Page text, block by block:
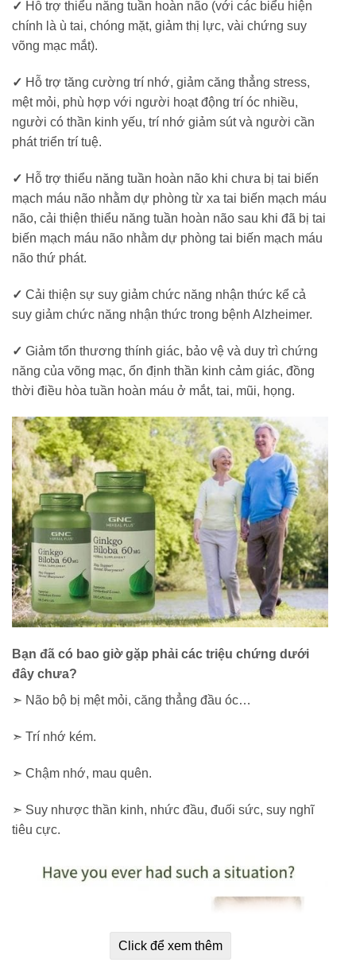
✓ Hỗ trợ thiểu năng tuần hoàn não (với các biểu hiện
chính là ù tai, chóng mặt, giảm thị lực, vài chứng suy
võng mạc mắt).
✓ Hỗ trợ tăng cường trí nhớ, giảm căng thẳng stress,
mệt mỏi, phù hợp với người hoạt động trí óc nhiều,
người có thần kinh yếu, trí nhớ giảm sút và người cần
phát triển trí tuệ.
✓ Hỗ trợ thiểu năng tuần hoàn não khi chưa bị tai biến
mạch máu não nhằm dự phòng từ xa tai biến mạch máu
não, cải thiện thiểu năng tuần hoàn não sau khi đã bị tai
biến mạch máu não nhằm dự phòng tai biến mạch máu
não thứ phát.
✓ Cải thiện sự suy giảm chức năng nhận thức kể cả
suy giảm chức năng nhận thức trong bệnh Alzheimer.
✓ Giảm tổn thương thính giác, bảo vệ và duy trì chứng
năng của võng mạc, ổn định thần kinh cảm giác, đồng
thời điều hòa tuần hoàn máu ở mắt, tai, mũi, họng.
Bạn đã có bao giờ gặp phải các triệu chứng dưới
đây chưa?
➣ Não bộ bị mệt mỏi, căng thẳng đầu óc…
➣ Trí nhớ kém.
➣ Chậm nhớ, mau quên.
➣ Suy nhược thần kinh, nhức đầu, đuối sức, suy nghĩ
tiêu cực.
Click để xem thêm